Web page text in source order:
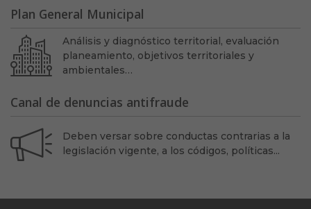
Plan General Municipal
Análisis y diagnóstico territorial, evaluación
planeamiento, objetivos territoriales y
ambientales…
Canal de denuncias antifraude
Deben versar sobre conductas contrarias a la
legislación vigente, a los códigos, políticas...